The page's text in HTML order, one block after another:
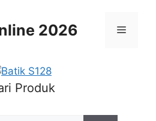
2026 Menu
Produk